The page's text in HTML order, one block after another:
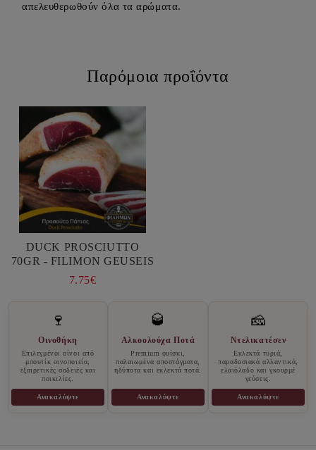
απελευθερωθούν όλα τα αρώματα.
Παρόμοια προΐόντα
DUCK PROSCIUTTO
70GR - FILIMON GEUSEIS
7.75€
🍷
Οινοθήκη
Επιλεγμένοι οίνοι από
μπουτίκ οινοποιεία,
εξαιρετικές σοδειές και
ποικιλίες.
Ανακαλύψτε
🥃
Αλκοολούχα Ποτά
Premium ουίσκι,
παλαιωμένα αποστάγματα,
ηδύποτα και εκλεκτά ποτά.
Ανακαλύψτε
🧀
Ντελικατέσεν
Εκλεκτά τυριά,
παραδοσιακά αλλαντικά,
ελαιόλαδο και γκουρμέ
γεύσεις.
Ανακαλύψτε